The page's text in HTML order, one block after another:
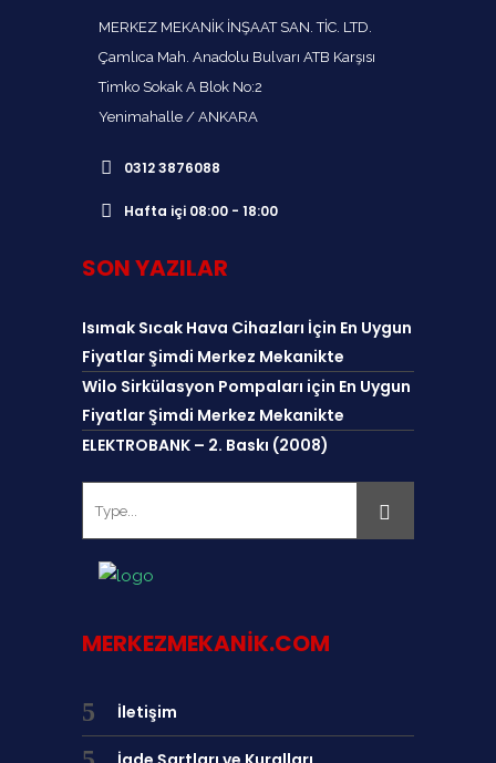
MERKEZ MEKANİK İNŞAAT SAN. TİC. LTD.
Çamlıca Mah. Anadolu Bulvarı ATB Karşısı
Timko Sokak A Blok No:2
Yenimahalle / ANKARA
0312 3876088
Hafta içi 08:00 - 18:00
SON YAZILAR
Isımak Sıcak Hava Cihazları İçin En Uygun
Fiyatlar Şimdi Merkez Mekanikte
Wilo Sirkülasyon Pompaları için En Uygun
Fiyatlar Şimdi Merkez Mekanikte
ELEKTROBANK – 2. Baskı (2008)
MERKEZMEKANIK.COM
İletişim